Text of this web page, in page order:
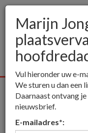
Vakmedia Educatieve
inct Nieuwsmedia
hoofdredacteur de Telegraaf
Marijn
Vul hieronder uw e-
We sturen u dan een
Daarnaast ontvang
nieuwsbrief.
E-mailadres*: